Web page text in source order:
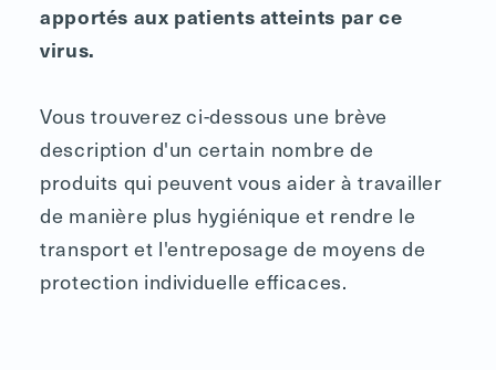
apportés aux patients atteints par ce
virus.
Vous trouverez ci-dessous une brève
description d'un certain nombre de
produits qui peuvent vous aider à travailler
de manière plus hygiénique et rendre le
transport et l'entreposage de moyens de
protection individuelle efficaces.